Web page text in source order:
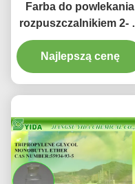
Farba do powlekania
rozpuszczalnikiem 2-
metoksyetoksyetanol
Cas nr 111-77-3 w cenie
fabrycznej
Najlepszą cenę